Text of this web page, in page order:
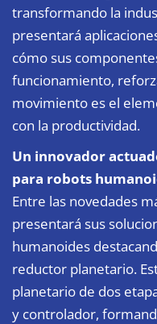
transformando la
presentará
cómo sus
funcionamiento,
movimiento es el
con la productividad.
Un innovador
para robots
Entre las novedades
presentará sus
humanoides
reductor planetario.
planetario de dos
y controlador,